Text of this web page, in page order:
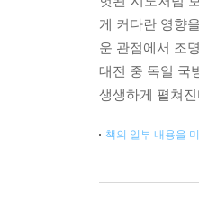
게 커다란 영향
운 관점에서 조
대전 중 독일 국
생생하게 펼쳐진
책의 일부 내용을